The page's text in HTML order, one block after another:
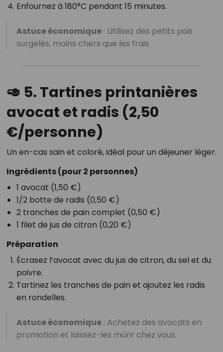
Enfournez à 180°C pendant 15 minutes.
Astuce économique: Utilisez des petits pois
surgelés, moins chers que les frais.
🥑 5. Tartines printanières
avocat et radis (2,50
€/personne)
Un en-cas sain et coloré, idéal pour un déjeuner léger.
Ingrédients(pour 2 personnes)
1 avocat (1,50 €)
1/2 botte de radis (0,50 €)
2 tranches de pain complet (0,50 €)
1 filet de jus de citron (0,20 €)
Préparation
Écrasez l’avocat avec du jus de citron, du sel et du
poivre.
Tartinez les tranches de pain et ajoutez les radis
en rondelles.
Astuce économique: Achetez des avocats en
promotion et laissez-les mûrir chez vous.